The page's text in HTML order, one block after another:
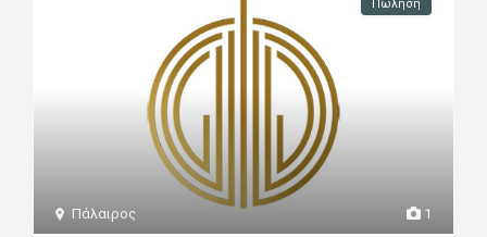
1
Πάλαιρος
Πώληση